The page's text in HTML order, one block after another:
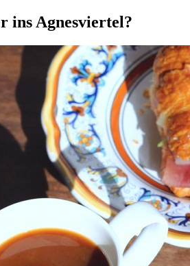
ins Agnesviertel?